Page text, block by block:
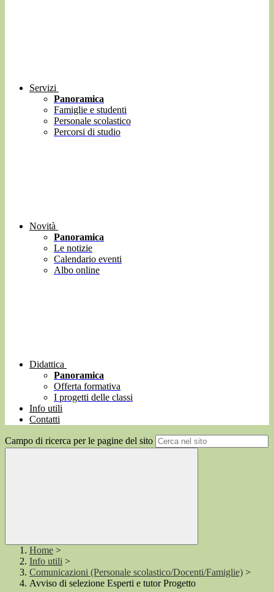
Servizi
Panoramica
Famiglie e studenti
Personale scolastico
Percorsi di studio
Novità
Panoramica
Le notizie
Calendario eventi
Albo online
Didattica
Panoramica
Offerta formativa
I progetti delle classi
Info utili
Contatti
Campo di ricerca per le pagine del sito
Home >
Info utili >
Comunicazioni (Personale scolastico/Docenti/Famiglie) >
Avviso di selezione Esperti e tutor Progetto